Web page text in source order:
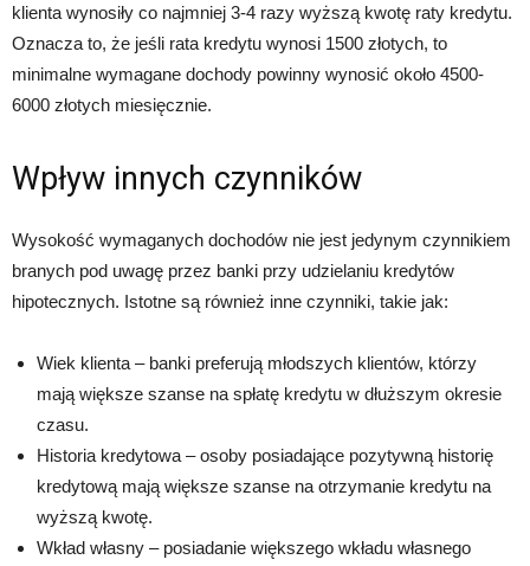
klienta wynosiły co najmniej 3-4 razy wyższą kwotę raty kredytu.
Oznacza to, że jeśli rata kredytu wynosi 1500 złotych, to
minimalne wymagane dochody powinny wynosić około 4500-
6000 złotych miesięcznie.
Wpływ innych czynników
Wysokość wymaganych dochodów nie jest jedynym czynnikiem
branych pod uwagę przez banki przy udzielaniu kredytów
hipotecznych. Istotne są również inne czynniki, takie jak:
Wiek klienta – banki preferują młodszych klientów, którzy
mają większe szanse na spłatę kredytu w dłuższym okresie
czasu.
Historia kredytowa – osoby posiadające pozytywną historię
kredytową mają większe szanse na otrzymanie kredytu na
wyższą kwotę.
Wkład własny – posiadanie większego wkładu własnego